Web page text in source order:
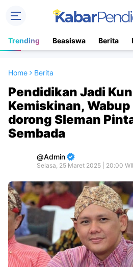
Trending Beasiswa Berita
Home Berita
Pendidikan Jadi
Kemiskinan, Wabup
dorong Sleman
Sembada
Admin
Selasa, 25 Maret 2025 | 20:00